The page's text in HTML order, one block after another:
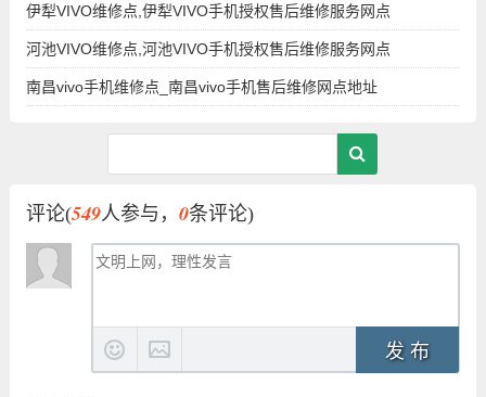
伊犁VIVO维修点,伊犁VIVO手机授权售后维修服务网点
河池VIVO维修点,河池VIVO手机授权售后维修服务网点
南昌vivo手机维修点_南昌vivo手机售后维修网点地址
评论(549人参与， 0条评论)
发 布